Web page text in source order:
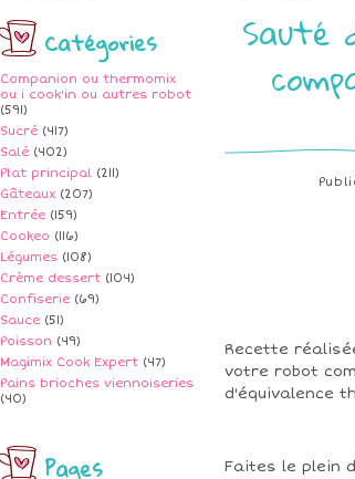
Catégories
Companion ou thermomix
ou i cook'in ou autres robot
(591)
Sucré (417)
Salé (402)
Plat principal (211)
Gâteaux (207)
Entrée (159)
Cookeo (116)
Légumes (108)
Crème dessert (104)
Confiserie (69)
Sauce (51)
Poisson (49)
Magimix Cook Expert (47)
Pains brioches viennoiseries
(40)
Pages
Sauté
Recette
votre robot
d'équivalence
Faites le plein